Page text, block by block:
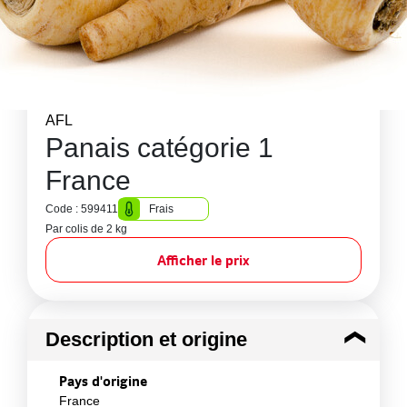
AFL
Panais catégorie 1
France
Code : 599411
Frais
Par colis de 2 kg
Afficher le prix
Description et origine
Pays d'origine
France